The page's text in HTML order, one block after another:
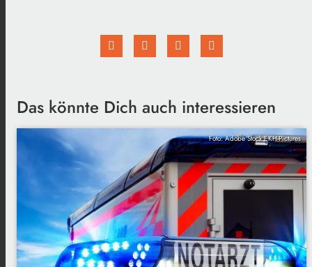
Das könnte Dich auch interessieren
Foto: Adobe Stock EKH-Pictures